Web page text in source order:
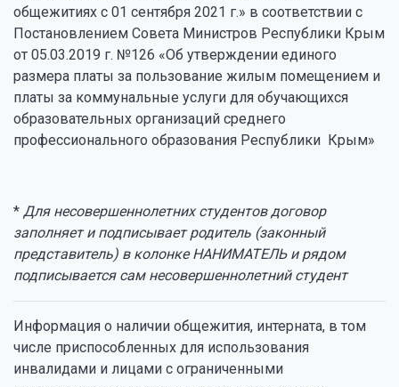
общежитиях с 01 сентября 2021 г.» в соответствии с
Постановлением Совета Министров Республики Крым
от 05.03.2019 г. №126 «Об утверждении единого
размера платы за пользование жилым помещением и
платы за коммунальные услуги для обучающихся
образовательных организаций среднего
профессионального образования Республики Крым»
* Для несовершеннолетних студентов договор
заполняет и подписывает родитель (законный
представитель) в колонке НАНИМАТЕЛЬ и рядом
подписывается сам несовершеннолетний студент
Информация о наличии общежития, интерната, в том
числе приспособленных для использования
инвалидами и лицами с ограниченными